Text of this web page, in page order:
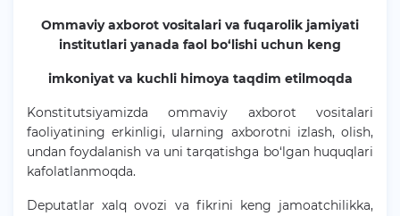
Ommaviy axborot vositalari va fuqarolik jamiyati
institutlari yanada faol bo‘lishi uchun keng
imkoniyat va kuchli himoya taqdim etilmoqda
Konstitutsiyamizda ommaviy axborot vositalari
faoliyatining erkinligi, ularning axborotni izlash, olish,
undan foydalanish va uni tarqatishga bo‘lgan huquqlari
kafolatlanmoqda.
Deputatlar xalq ovozi va fikrini keng jamoatchilikka,